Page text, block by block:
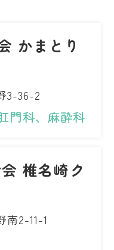
かまとり
3-36-2
門科、麻酔科
椎名崎ク
2-11-1